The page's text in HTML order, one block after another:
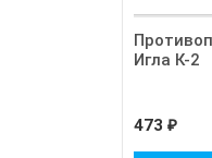
Игла К-2
473 ₽